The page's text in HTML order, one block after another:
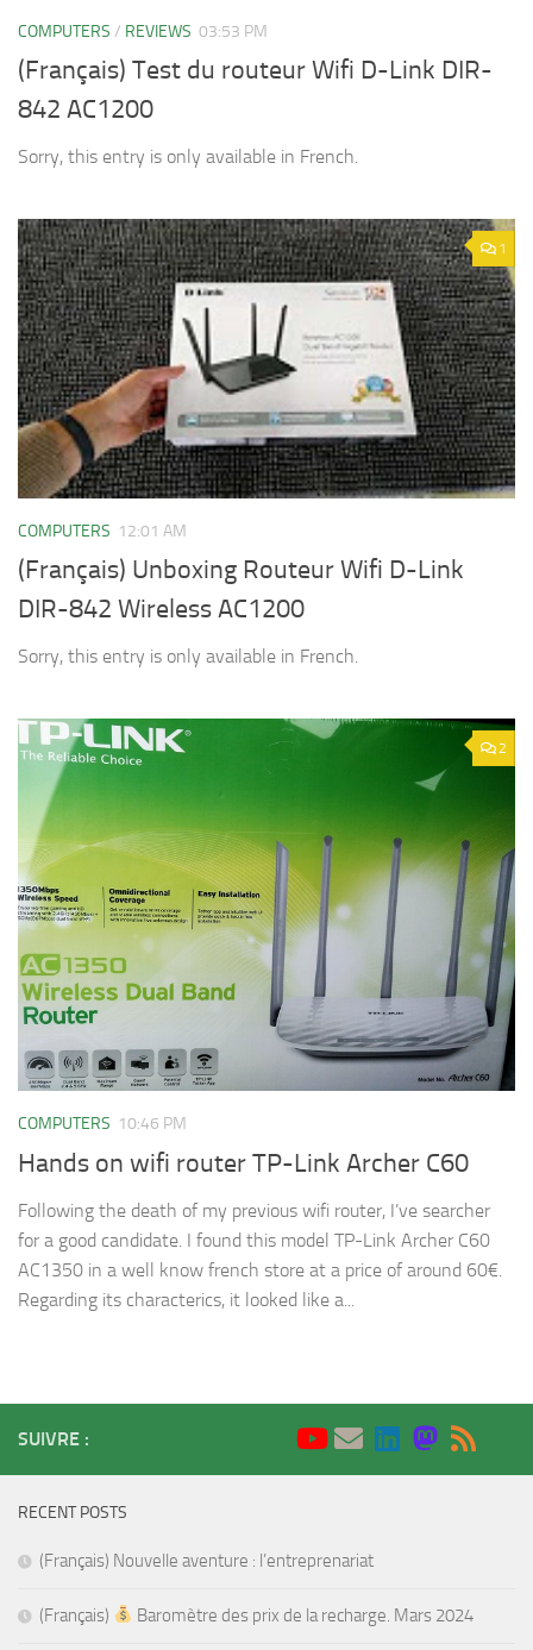
COMPUTERS / REVIEWS 03:53 PM
(Français) Test du routeur Wifi D-Link DIR-
842 AC1200
Sorry, this entry is only available in French.
1
COMPUTERS 12:01 AM
(Français) Unboxing Routeur Wifi D-Link
DIR-842 Wireless AC1200
Sorry, this entry is only available in French.
2
COMPUTERS 10:46 PM
Hands on wifi router TP-Link Archer C60
Following the death of my previous wifi router, I’ve searcher
for a good candidate. I found this model TP-Link Archer C60
AC1350 in a well know french store at a price of around 60€.
Regarding its characterics, it looked like a...
SUIVRE :
RECENT POSTS
(Français) Nouvelle aventure : l’entreprenariat
(Français) Baromètre des prix de la recharge. Mars 2024